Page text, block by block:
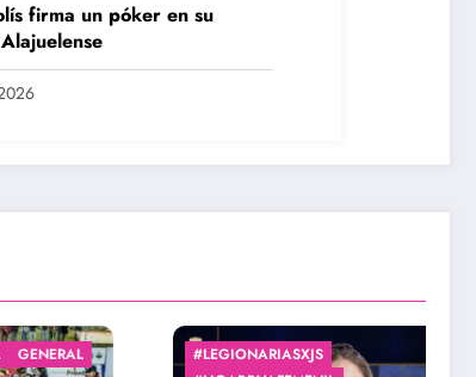
firma un póker en su
#INTERCLUBESUNCAF